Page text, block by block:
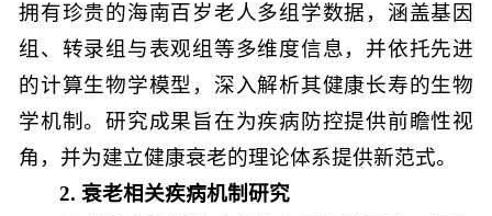
拥有珍贵的海南百岁老人多组学数据，涵盖基因
组、转录组与表观组等多维度信息，并依托先进
的计算生物学模型，深入解析其健康长寿的生物
学机制。研究成果旨在为疾病防控提供前瞻性视
角，并为建立健康衰老的理论体系提供新范式。
2. 衰老相关疾病机制研究